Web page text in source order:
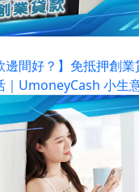
邊間好？】免抵押創
｜UmoneyCash 小生